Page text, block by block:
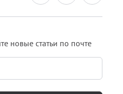
новые статьи по почте